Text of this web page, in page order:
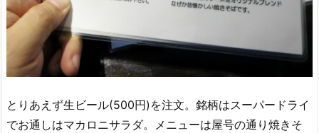
とりあえず生ビール(500円)を注文。銘柄はスーパードライ
でお通しはマカロニサラダ。メニューは屋号の通り焼きそ